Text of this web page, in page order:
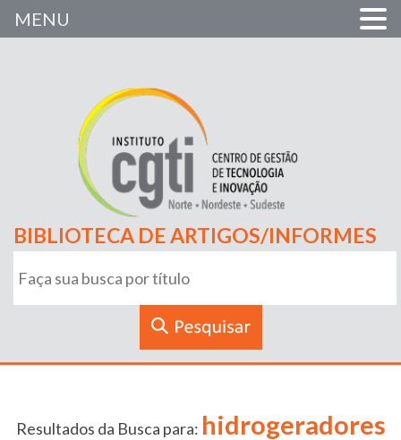
BIBLIOTECA DE ARTIGOS/INFORMES
Resultados da Busca para: hidrogeradores
MENU